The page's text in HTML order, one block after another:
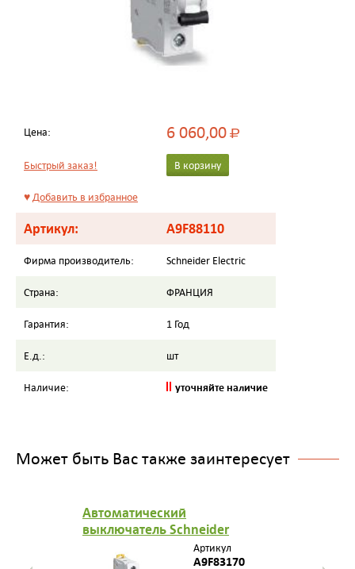
Цена: 6 060,00Р
Быстрый заказ! В корзину
♥Добавить в избранное
Артикул: A9F88110
Фирма производитель: Schneider Electric
Страна: ФРАНЦИЯ
Гарантия: 1 Год
Е.д.: шт
Наличие: уточняйте наличие
Может быть Вас также заинтересует
Автоматический
выключатель Schneider
Electric (Автомат Шнайдер
Электрик) iC60H 1П 0,5A B
Артикул
A9F83170